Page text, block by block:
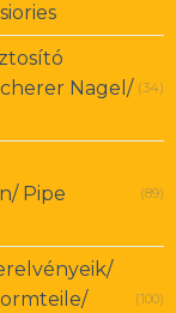
Nagel/ (34)
Pipe
(89)
(100)